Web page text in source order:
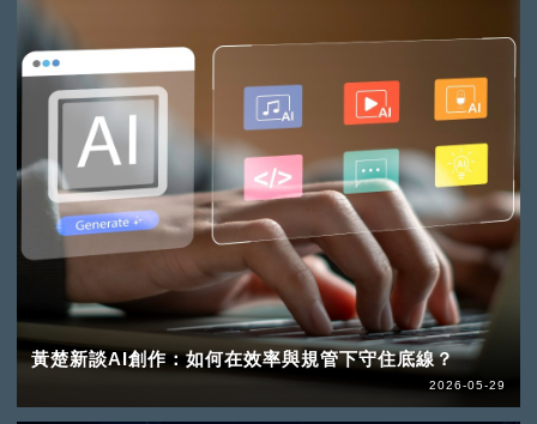
黃楚新談AI創作：如何在效率與規管下守住底線？
2026-05-29